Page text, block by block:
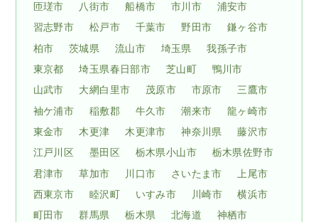
匝瑳市
八街市 船橋市 市川市
浦安市
習志野市
松戸市 千葉市 野田市
鎌ヶ谷市
柏市
茨城県 流山市 埼玉県
我孫子市
東京都
埼玉県春日部市 芝山町
鴨川市
山武市
大網白里市 茂原市 市原市
三鷹市
袖ケ浦市
稲敷郡 牛久市 潮来市
龍ヶ崎市
東金市
木更津 木更津市 神奈川県
藤沢市
江戸川区
墨田区 栃木県小山市
栃木県佐野市
君津市
草加市 川口市 さいたま市
上尾市
西東京市
睦沢町 いすみ市 川崎市
横浜市
町田市
群馬県 栃木県 北海道
神栖市